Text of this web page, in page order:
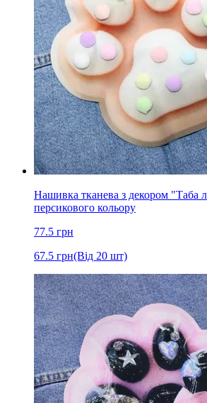
Нашивка тканева з декором "Таба
персикового кольору
77.5 грн
67.5 грн(Від 20 шт)